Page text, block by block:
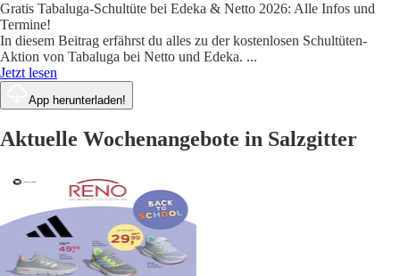
Gratis Tabaluga-Schultüte bei Edeka & Netto 2026: Alle Infos und
Termine!
In diesem Beitrag erfährst du alles zu der kostenlosen Schultüten-
Aktion von Tabaluga bei Netto und Edeka. ...
Jetzt lesen
App herunterladen!
Aktuelle Wochenangebote in Salzgitter